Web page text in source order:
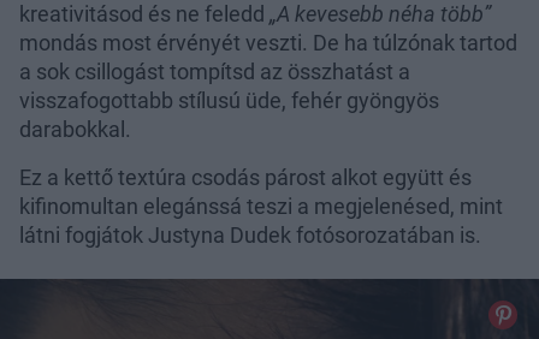
kreativitásod és ne feledd „A kevesebb néha több”
mondás most érvényét veszti. De ha túlzónak tartod
a sok csillogást tompítsd az összhatást a
visszafogottabb stílusú üde, fehér gyöngyös
darabokkal.
Ez a kettő textúra csodás párost alkot együtt és
kifinomultan elegánssá teszi a megjelenésed, mint
látni fogjátok Justyna Dudek fotósorozatában is.